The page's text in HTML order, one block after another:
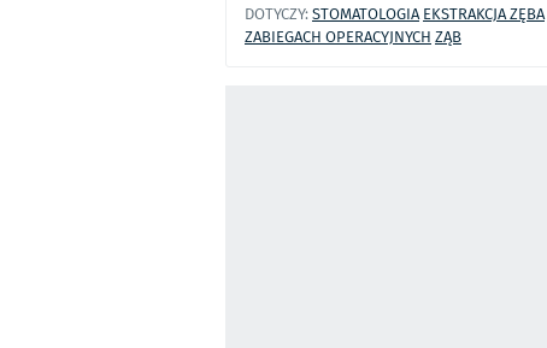
DOTYCZY:STOMATOLOGIA EKSTRAKCJA ZĘBA
ZABIEGACH OPERACYJNYCH ZĄB